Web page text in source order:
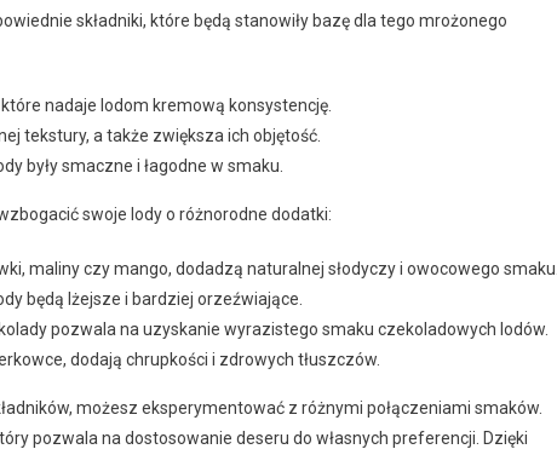
składniki, które będą stanowiły bazę dla tego mrożonego
nadaje lodom kremową konsystencję.
tekstury, a także zwiększa ich objętość.
były smaczne i łagodne w smaku.
swoje lody o różnorodne dodatki:
maliny czy mango, dodadzą naturalnej słodyczy i owocowego smaku.
będą lżejsze i bardziej orzeźwiające.
pozwala na uzyskanie wyrazistego smaku czekoladowych lodów.
dodają chrupkości i zdrowych tłuszczów.
możesz eksperymentować z różnymi połączeniami smaków.
pozwala na dostosowanie deseru do własnych preferencji. Dzięki